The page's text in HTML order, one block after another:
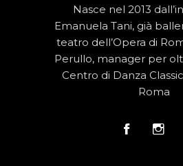
Nasce nel 2013
Emanuela Tani, già
teatro dell’Opera di
Perullo, manager per
Centro di Danza
Roma